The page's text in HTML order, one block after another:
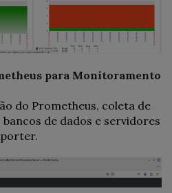
para Monitoramento
do Prometheus, coleta de
de dados e servidores